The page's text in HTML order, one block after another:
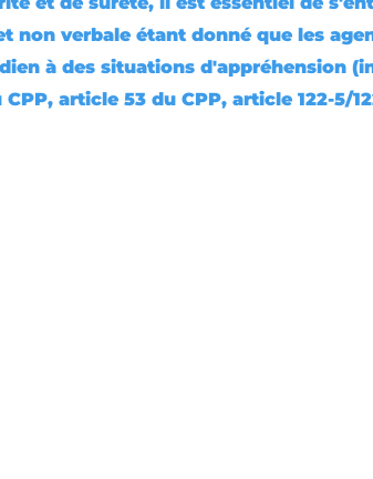
non verbale étant donné que les
à des situations d'appréhension
article 53 du CPP, article 122-5/